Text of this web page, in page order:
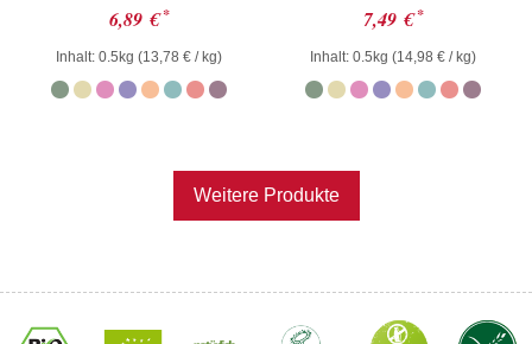
Bewertet
mit
0
von
5
6,89 € *
Inhalt: 0.5kg (13,78 € / kg)
Bewertet
mit
0
von
5
7,49 € *
Inhalt: 0.5kg (14,98 € / kg)
Weitere Produkte